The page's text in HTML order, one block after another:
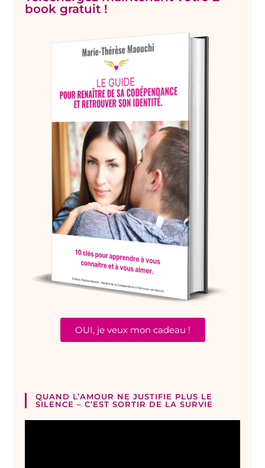
book gratuit !
OUI, je veux mon cadeau !
QUAND L’AMOUR NE JUSTIFIE PLUS LE
SILENCE – C’EST SORTIR DE LA SURVIE